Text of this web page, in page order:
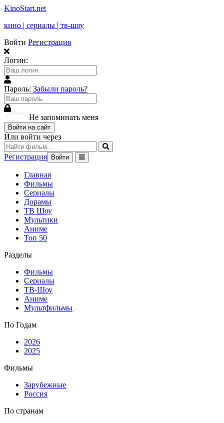
KinoStart.net
кино | сериалы | тв-шоу
Войти Регистрация
Логин:
Пароль: Забыли пароль?
Не запоминать меня
Войти на сайт
Или войти через
Регистрация Войти
Главная
Фильмы
Сериалы
Дорамы
ТВ Шоу
Мультики
Аниме
Топ 50
Разделы
Фильмы
Сериалы
ТВ-Шоу
Аниме
Мультфильмы
По Годам
2026
2025
Фильмы
Зарубежные
Россия
По странам